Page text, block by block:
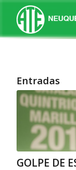
Entradas
GOLPE DE